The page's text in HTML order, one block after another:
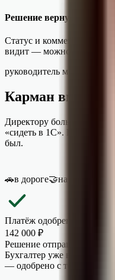
Решение вернулось в 1С
Статус и комментарий тут
видит — можно платить.
руководитель мобилен
Карман вместо
Директору больше не
«сидеть в 1С». Платёж
был.
🚗в дороге🤝на встрече
Платёж одобрен
142 000 ₽
Решение отправлено в 1С.
Бухгалтер уже видит —
— одобрено с телефона,